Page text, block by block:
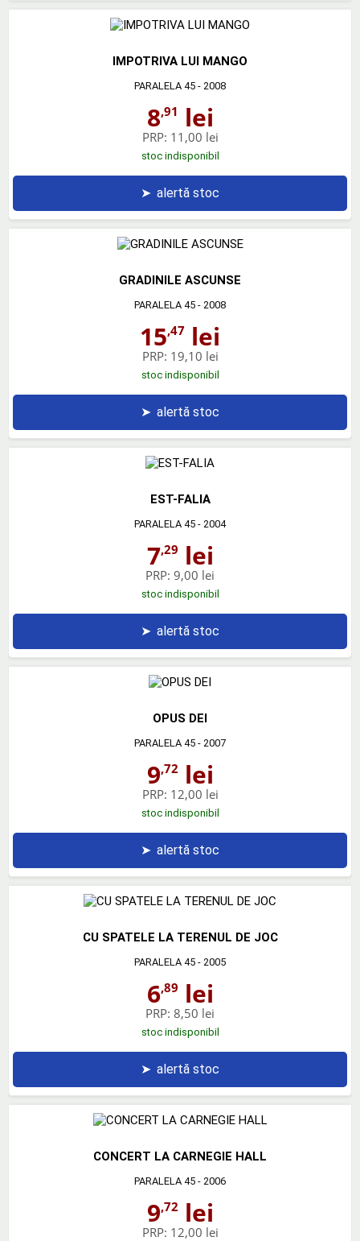
IMPOTRIVA LUI MANGO
PARALELA 45 - 2008
8,91 lei
PRP: 11,00 lei
stoc indisponibil
➤ alertă stoc
GRADINILE ASCUNSE
PARALELA 45 - 2008
15,47 lei
PRP: 19,10 lei
stoc indisponibil
➤ alertă stoc
EST-FALIA
PARALELA 45 - 2004
7,29 lei
PRP: 9,00 lei
stoc indisponibil
➤ alertă stoc
OPUS DEI
PARALELA 45 - 2007
9,72lei
PRP: 12,00 lei
stoc indisponibil
➤ alertă stoc
CU SPATELE LA TERENUL DE JOC
PARALELA 45 - 2005
6,89 lei
PRP: 8,50 lei
stoc indisponibil
➤ alertă stoc
CONCERT LA CARNEGIE HALL
PARALELA 45 - 2006
9,72lei
PRP: 12,00 lei